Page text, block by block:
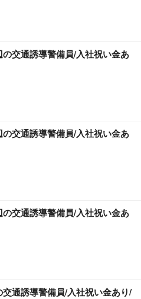
交通誘導警備員/入社祝い金あ
交通誘導警備員/入社祝い金あ
交通誘導警備員/入社祝い金あ
通誘導警備員/入社祝い金あり/